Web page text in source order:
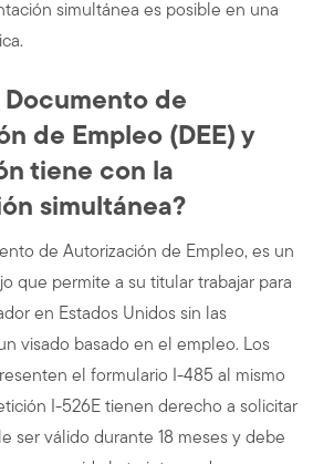
simultánea es posible en una
Documento de
de Empleo (DEE) y
tiene con la
simultánea?
de Autorización de Empleo, es un
que permite a su titular trabajar para
en Estados Unidos sin las
visado basado en el empleo. Los
el formulario I-485 al mismo
I-526E tienen derecho a solicitar
ser válido durante 18 meses y debe